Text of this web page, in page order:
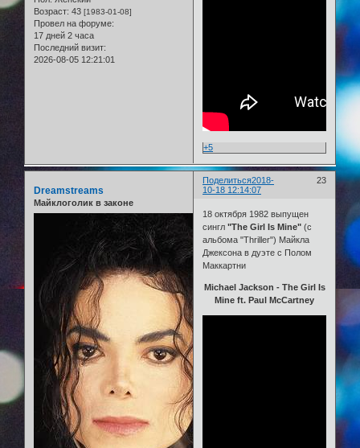
Возраст: 43 [1983-01-08]
Провел на форуме:
17 дней 2 часа
Последний визит:
2026-08-05 12:21:01
+5
Поделиться 23
2018-
10-18 12:14:07
Dreamstreams
Майклоголик в законе
18 октября 1982 выпущен
сингл"The Girl Is Mine" (с
альбома "Thriller") Майкла
Джексона в дуэте с Полом
Маккартни
Michael Jackson - The Girl Is
Mine ft. Paul McCartney